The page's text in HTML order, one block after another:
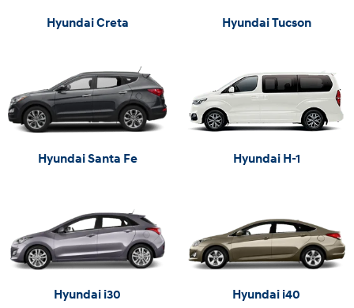
Hyundai Creta Hyundai Tucson
Hyundai Santa Fe Hyundai H-1
Hyundai i30 Hyundai i40